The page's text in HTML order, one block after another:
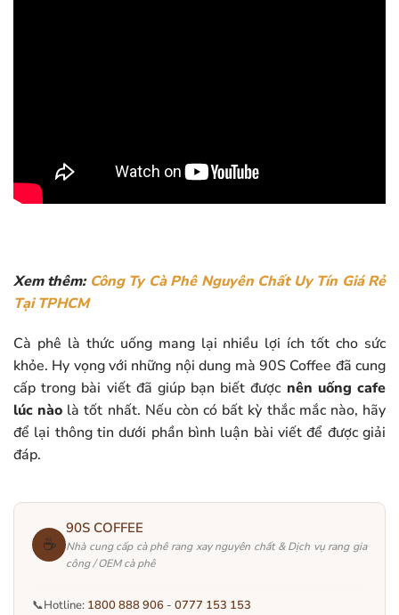
Xem thêm:Công Ty Cà Phê Nguyên Chất Uy Tín Giá Rẻ
Tại TPHCM
Cà phê là thức uống mang lại nhiều lợi ích tốt cho sức
khỏe. Hy vọng với những nội dung mà 90S Coffee đã cung
cấp trong bài viết đã giúp bạn biết được nên uống cafe
lúc nào là tốt nhất. Nếu còn có bất kỳ thắc mắc nào, hãy
để lại thông tin dưới phần bình luận bài viết để được giải
đáp.
☕
90S COFFEE
Nhà cung cấp cà phê rang xay nguyên chất & Dịch vụ rang gia
công / OEM cà phê
📞Hotline: 1800 888 906 - 0777 153 153